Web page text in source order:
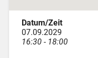
Datum/Zeit
07.09.2029
16:30 - 18:00